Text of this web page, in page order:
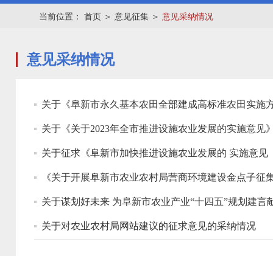
当前位置： 首页 ＞ 意见征集 ＞ 意见采纳情况
意见采纳情况
关于《阜新市永久基本农田全部建成高标准农田实施
关于《关于2023年全市推进设施农业发展的实施意见
关于征求《阜新市加快推进设施农业发展的 实施意
《关于开展阜新市农业农村局营商环境建设金点子征
关于谋划好未来 为阜新市农业产业“十四五”规划建言
关于对农业农村局网站建议的征求意见的采纳情况